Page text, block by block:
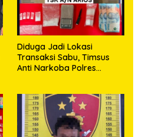
Diduga Jadi Lokasi
Transaksi Sabu, Timsus
Anti Narkoba Polres
63,67 Gram Sabu